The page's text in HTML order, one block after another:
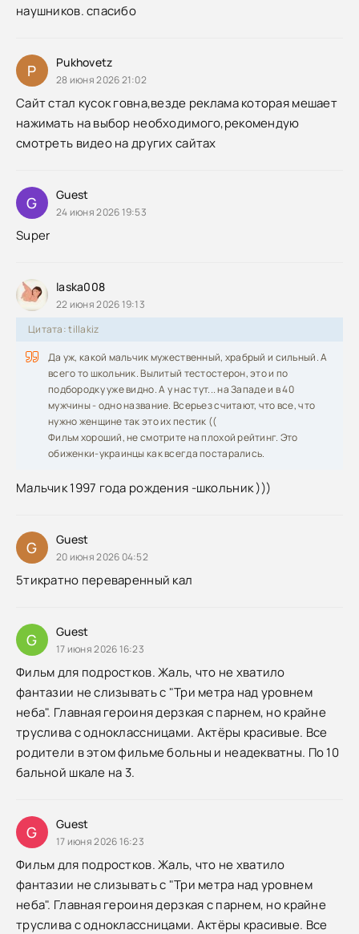
наушников. спасибо
P Pukhovetz
28 июня 2026 21:02
Сайт стал кусок говна,везде реклама которая мешает
нажимать на выбор необходимого,рекомендую
смотреть видео на других сайтах
G Guest
24 июня 2026 19:53
Super
laska008
22 июня 2026 19:13
Цитата: tillakiz
Да уж, какой мальчик мужественный, храбрый и сильный. А
всего то школьник. Вылитый тестостерон, это и по
подбородку уже видно. А у нас тут... на Западе и в 40
мужчины - одно название. Всерьез считают, что все, что
нужно женщине так это их пестик ((
Фильм хороший, не смотрите на плохой рейтинг. Это
обиженки-украинцы как всегда постарались.
Мальчик 1997 года рождения -школьник )))
G Guest
20 июня 2026 04:52
5тикратно переваренный кал
G Guest
17 июня 2026 16:23
Фильм для подростков. Жаль, что не хватило
фантазии не слизывать с "Три метра над уровнем
неба". Главная героиня дерзкая с парнем, но крайне
труслива с одноклассницами. Актёры красивые. Все
родители в этом фильме больны и неадекватны. По 10
бальной шкале на 3.
G Guest
17 июня 2026 16:23
Фильм для подростков. Жаль, что не хватило
фантазии не слизывать с "Три метра над уровнем
неба". Главная героиня дерзкая с парнем, но крайне
труслива с одноклассницами. Актёры красивые. Все